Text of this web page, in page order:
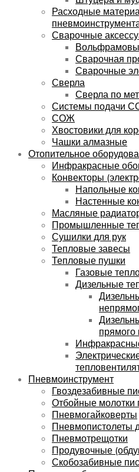
Расходные
Сварочные
Сварочная
Сварочные
Сверла
Сверла по
Системы подачи
СОЖ
Хвостовики для
Чашки алмазные
Отопительное
Инфракрасные
Конвекторы
Напольные
Настенные
Масляные
Промышленные
Сушилки для рук
Тепловые завесы
Тепловые пушки
Газовые
Дизельные
прямого
Пневмоинструмент
Гвоздезабивные
Отбойные молотки
Пневмогайковерты
Пневмопистолеты
Пневмотрещотки
Продувочные
Скобозабивные